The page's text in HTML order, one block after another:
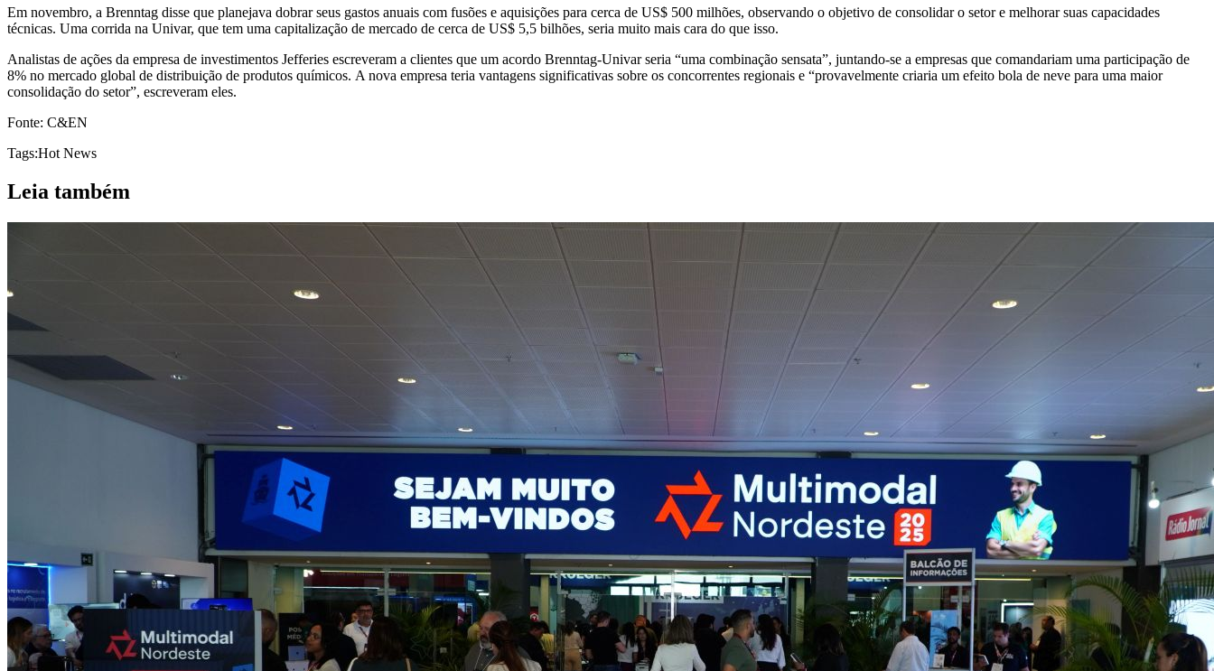
Em novembro, a Brenntag disse que planejava dobrar seus gastos anuais com fusões e aquisições para cerca de US$ 500 milhões, observando o objetivo de consolidar o setor e melhorar suas capacidades
técnicas. Uma corrida na Univar, que tem uma capitalização de mercado de cerca de US$ 5,5 bilhões, seria muito mais cara do que isso.
Analistas de ações da empresa de investimentos Jefferies escreveram a clientes que um acordo Brenntag-Univar seria “uma combinação sensata”, juntando-se a empresas que comandariam uma participação de
8% no mercado global de distribuição de produtos químicos. A nova empresa teria vantagens significativas sobre os concorrentes regionais e “provavelmente criaria um efeito bola de neve para uma maior
consolidação do setor”, escreveram eles.
Fonte: C&EN
Tags:Hot News
Leia também